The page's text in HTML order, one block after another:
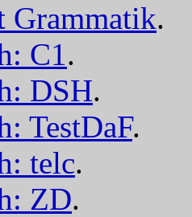
Grammatik.
C1.
DSH.
TestDaF.
telc.
ZD.